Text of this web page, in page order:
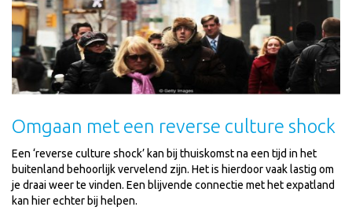
Omgaan met een reverse culture shock
Een ‘reverse culture shock’ kan bij thuiskomst na een tijd in het
buitenland behoorlijk vervelend zijn. Het is hierdoor vaak lastig om
je draai weer te vinden. Een blijvende connectie met het expatland
kan hier echter bij helpen.